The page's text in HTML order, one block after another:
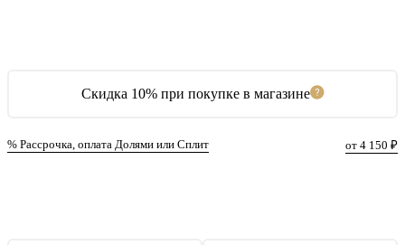
Скидка 10% при покупке в магазине
% Рассрочка, оплата Долями или Сплит от 4 150 ₽